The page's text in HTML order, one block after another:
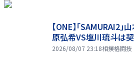
【ONE】「SAMURAI2
原弘希VS塩川琉斗は
2026/08/07 23:18相撲格闘技